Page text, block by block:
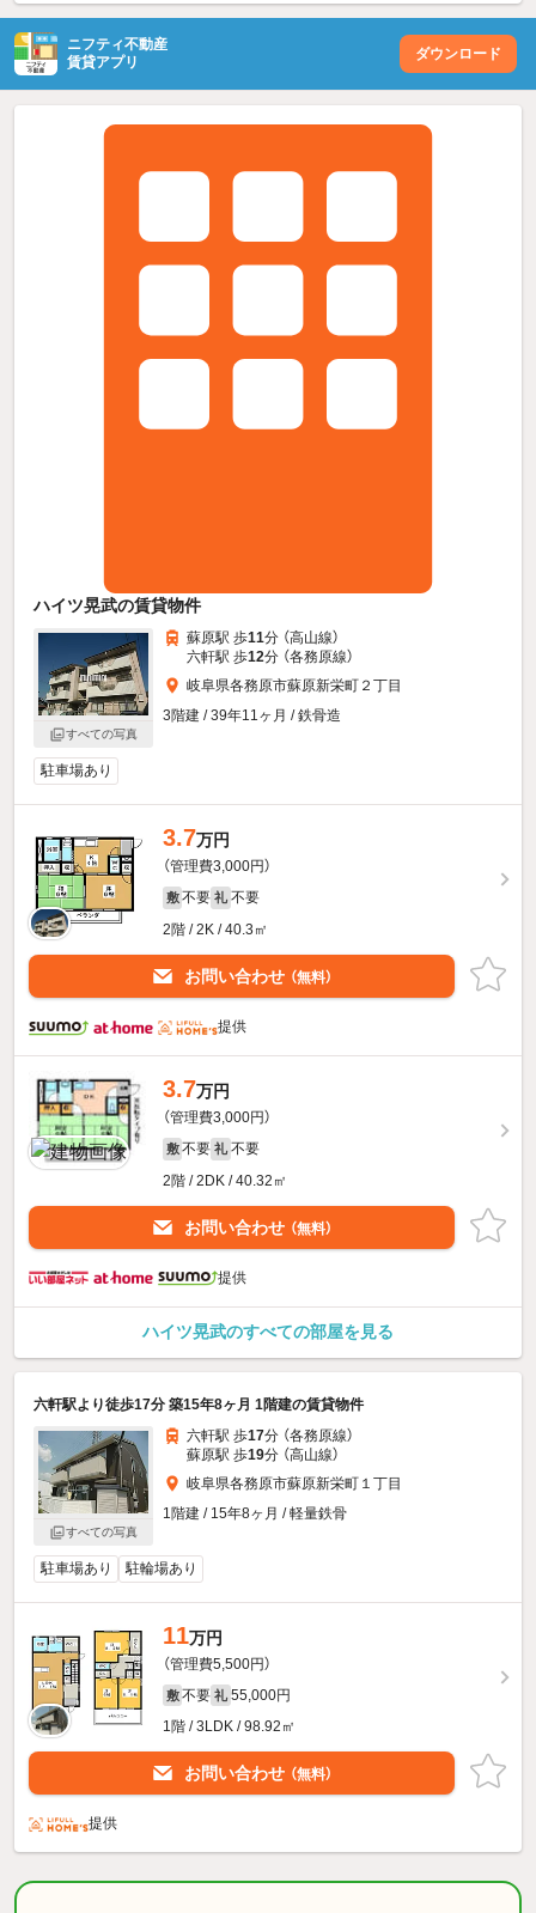
ニフティ不動産
賃貸アプリ
ダウンロード
ハイツ晃武の賃貸物件
すべての写真
蘇原駅 歩11分 （高山線）
六軒駅 歩12分 （各務原線）
岐阜県各務原市蘇原新栄町２丁目
3階建 / 39年11ヶ月 / 鉄骨造
駐車場あり
3.7万円
（管理費3,000円）
敷 不要 礼 不要
2階 / 2K / 40.3㎡
お問い合わせ （無料）
提供
3.7万円
（管理費3,000円）
敷 不要 礼 不要
2階 / 2DK / 40.32㎡
お問い合わせ （無料）
提供
ハイツ晃武のすべての部屋を見る
六軒駅より徒歩17分 築15年8ヶ月 1階建の賃貸物件
すべての写真
六軒駅 歩17分 （各務原線）
蘇原駅 歩19分 （高山線）
岐阜県各務原市蘇原新栄町１丁目
1階建 / 15年8ヶ月 / 軽量鉄骨
駐車場あり 駐輪場あり
11万円
（管理費5,500円）
敷 不要 礼 55,000円
1階 / 3LDK / 98.92㎡
お問い合わせ （無料）
提供